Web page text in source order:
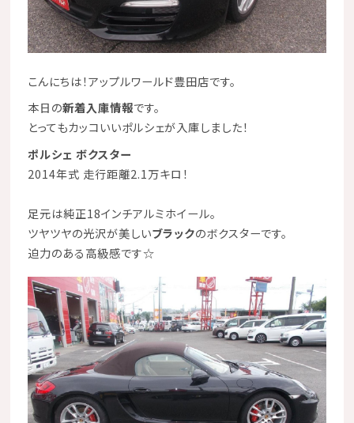
こんにちは！アップルワールド豊田店です。
本日の新着入庫情報です。
とってもカッコいいポルシェが入庫しました！
ポルシェ ボクスター
2014年式 走行距離2.1万キロ！
足元は純正18インチアルミホイール。
ツヤツヤの光沢が美しいブラックのボクスターです。
迫力のある高級感です☆